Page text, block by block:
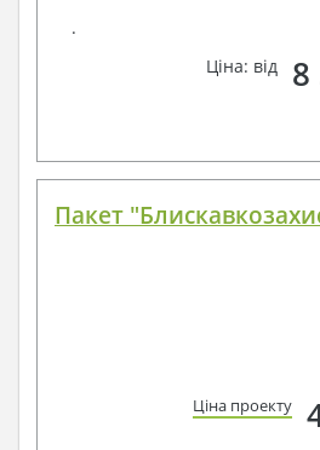
.
Ціна: від
8
Пакет
Ціна проекту